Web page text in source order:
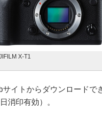
X-T1
イトからダウンロードで
消印有効）。